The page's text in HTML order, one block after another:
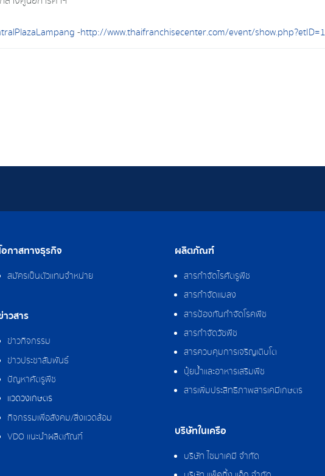
-http://www.thaifranchisecenter.com/event/
อกาสทางธุรกิจ
สมัครเป็นตัวแทนจำหน่าย
าวสาร
ข่าวกิจกรรม
ข่าวประชาสัมพันธ์
ปัญหาศัตรูพืช
แวดวงเกษตร
กิจกรรมเพื่อสังคม/สิ่งแวดล้อม
VDO แนะนำผลิตภัณฑ์
ผลิตภัณฑ์
สารกำจัดไรศัตรูพืช
สารกำจัดแมลง
สารป้องกันกำจัดโรคพืช
สารกำจัดวัชพืช
สารควบคุมการเจริญเติบโต
ปุ๋ยน้ำและอาหารเสริมพืช
สารเพิ่มประสิทธิภาพสารเคมีเกษตร
บริษัทในเครือ
บริษัท ไซมาเคมี จำกัด